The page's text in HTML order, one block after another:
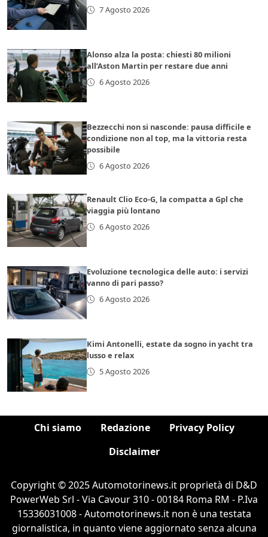
7 Agosto 2026
Alonso alza la posta: chiesti 80 milioni
all’Aston Martin per restare due anni
6 Agosto 2026
Bezzecchi non si nasconde: pausa difficile e
condizione non al top, ma la vittoria resta
possibile
6 Agosto 2026
Renault Clio Eco-G, la compatta a Gpl che
viaggia più lontano
6 Agosto 2026
Evoluzione tecnologica delle auto: i servizi
vanno di pari passo?
6 Agosto 2026
Kimi Antonelli, estate da sogno in yacht tra
lusso e relax
5 Agosto 2026
Chi siamo Redazione
Privacy Policy
Disclaimer
Copyright © 2025 Automotorinews.it proprietà di D&D
PowerWeb Srl - Via Cavour 310 - 00184 Roma RM - P.Iva
15336031008 - Automotorinews.it non è una testata
giornalistica, in quanto viene aggiornato senza alcuna